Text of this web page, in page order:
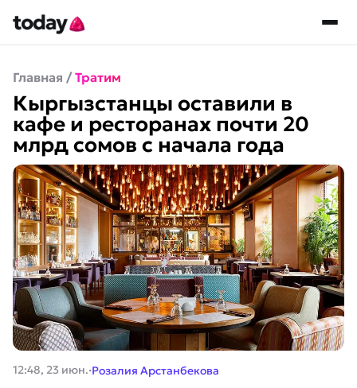
Главная / Тратим
Кыргызстанцы оставили в
кафе и ресторанах почти 20
млрд сомов с начала года
12:48, 23 июн.·Розалия Арстанбекова